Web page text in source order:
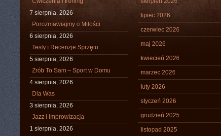
7 sierpnia, 2026
Porozmawiajmy o Miłości
6 sierpnia, 2026
Testy i Recenzje Sprzętu
5 sierpnia, 2026
Zrób To Sam – Sport w Domu
4 sierpnia, 2026
Dla Was
3 sierpnia, 2026
Jazz i Improwizacja
1 sierpnia, 2026
lipiec 2026
czerwiec 2026
maj 2026
kwiecień 2026
marzec 2026
luty 2026
styczeń 2026
grudzień 2025
listopad 2025